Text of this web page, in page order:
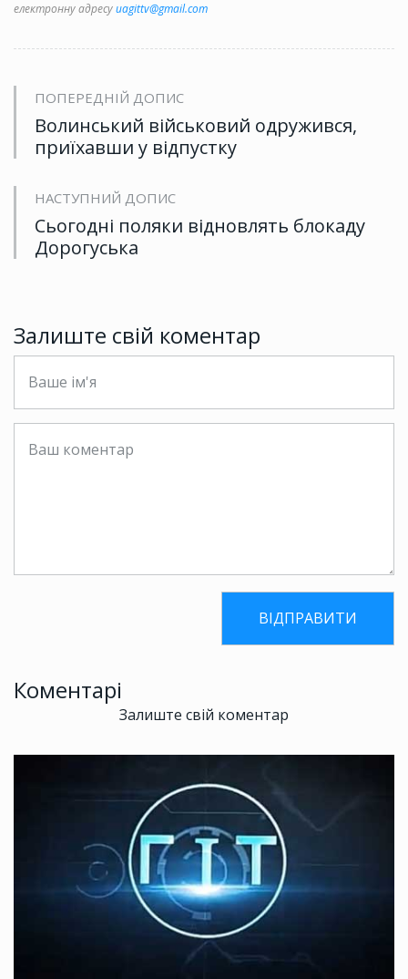
електронну адресуuagittv@gmail.com
ПОПЕРЕДНІЙ ДОПИС
Волинський військовий одружився,
приїхавши у відпустку
НАСТУПНИЙ ДОПИС
Сьогодні поляки відновлять блокаду
Дорогуська
Залиште свій коментар
Коментарі
Залиште свій коментар